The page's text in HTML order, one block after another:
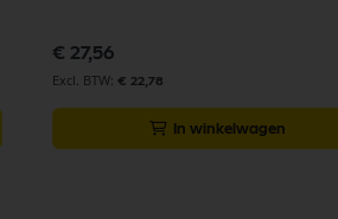
€ 27,56
€ 22,78
In winkelwagen